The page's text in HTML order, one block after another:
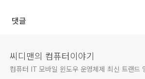
댓글
씨디맨의 컴퓨터이야기
컴퓨터 IT 모바일 윈도우 운영체제 최신 트랜드